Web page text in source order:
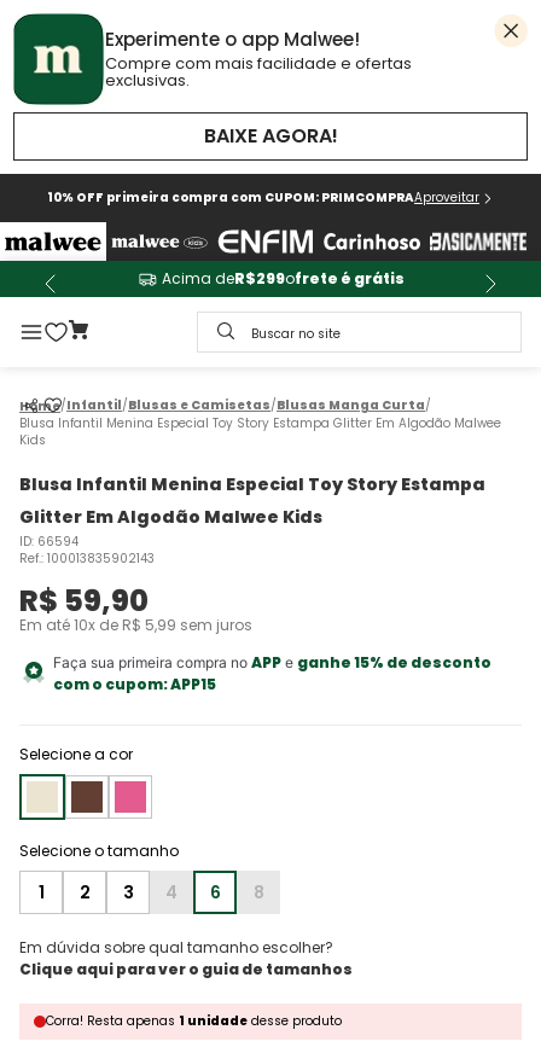
Experimente o app Malwee!
Compre com mais facilidade e ofertas
exclusivas.
BAIXE AGORA!
10% OFF primeira compra com CUPOM: PRIMCOMPRAAproveitar
Acima deR$299ofrete é grátis
Buscar no site
Infantil Blusas e Camisetas Blusas Manga Curta
Blusa Infantil Menina Especial Toy Story Estampa Glitter Em Algodão Malwee
Kids
Blusa Infantil Menina Especial Toy Story Estampa
Glitter Em Algodão Malwee Kids
ID: 66594
Ref.: 100013835902143
R$ 59,90
Em até10x de R$ 5,99 sem juros
Faça sua primeira compra no APPe ganhe 15% de desconto
com o cupom:APP15
Selecione a cor
1 2 3 4 6 8
Em dúvida sobre qual tamanho escolher?
Corra! Resta apenas 1 unidade desse produto